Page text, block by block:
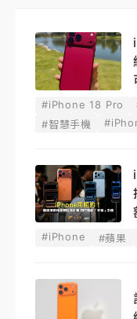
#iPhone 18 Pro
#智慧手機
#iPhone #蘋果